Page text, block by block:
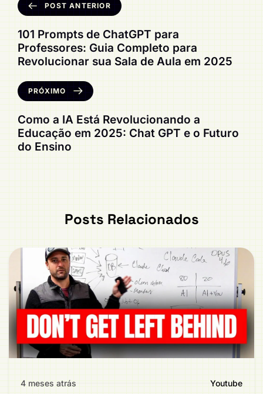
POST ANTERIOR
101 Prompts de ChatGPT para
Professores: Guia Completo para
Revolucionar sua Sala de Aula em 2025
PRÓXIMO
Como a IA Está Revolucionando a
Educação em 2025: Chat GPT e o Futuro
do Ensino
Posts Relacionados
4 meses atrás Youtube